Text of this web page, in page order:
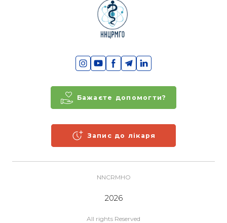
Бажаєте допомогти?
Запис до лікаря
NNCRMHO
2026
All rights Reserved